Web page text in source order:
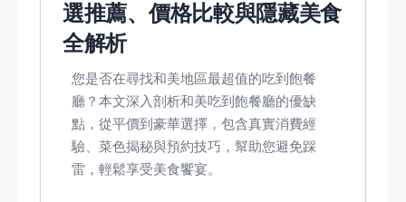
選推薦、價格比較與隱藏美食
全解析
您是否在尋找和美地區最超值的吃到飽餐
廳？本文深入剖析和美吃到飽餐廳的優缺
點，從平價到豪華選擇，包含真實消費經
驗、菜色揭秘與預約技巧，幫助您避免踩
雷，輕鬆享受美食饗宴。